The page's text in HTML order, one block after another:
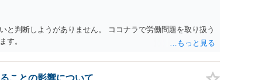
、資料等を持参の上弁護士に確認されることをお勧めしま
てはタレント側に損害賠償が発生する建付けになっているこ
解除したのにタレントへ違約金を課す設計は、合理性や対価
ント側の重大な契約違反がある場合は、実損害の範囲で請求
と判断しようがありません。 ココナラで労働問題を取り扱う
す。
ことの影響について